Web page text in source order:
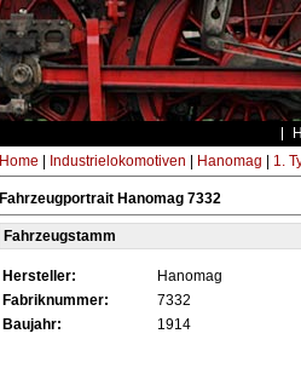
Home Industrielokomotiven Hanomag 1.
Fahrzeugportrait Hanomag 7332
Fahrzeugstamm
Hersteller:
Hanomag
Fabriknummer:
7332
Baujahr:
1914